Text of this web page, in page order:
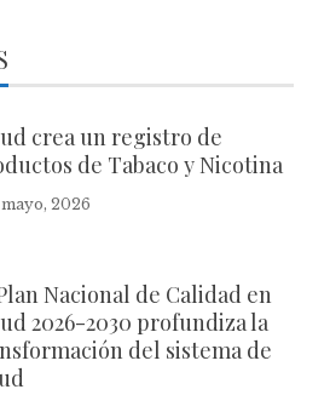
crea un registro de
de Tabaco y Nicotina
mayo, 2026
Nacional de Calidad en
2026-2030 profundiza la
del sistema de